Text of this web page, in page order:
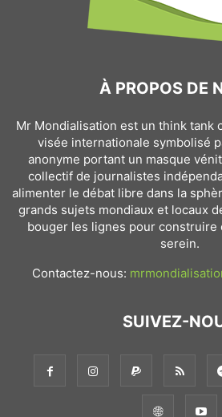
À PROPOS DE
Mr Mondialisation est un think tank
visée internationale symbolisé
anonyme portant un masque
collectif de journalistes
alimenter le débat libre dans la
grands sujets mondiaux et locaux
bouger les lignes pour construire
serein.
Contactez-nous:
SUIVEZ-